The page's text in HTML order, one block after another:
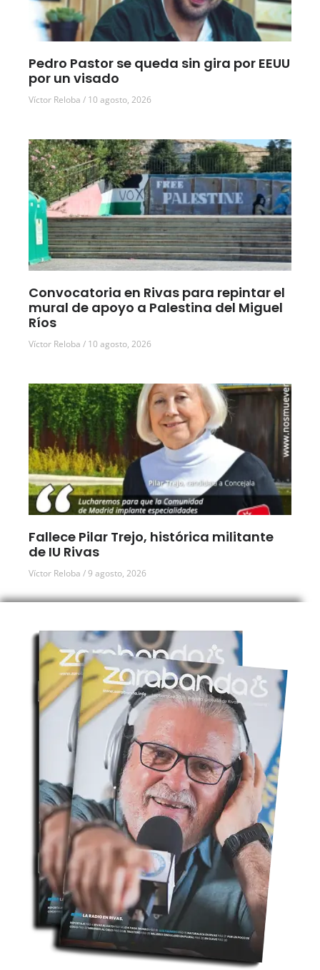
Pedro Pastor se queda sin gira por EEUU
por un visado
Víctor Reloba 10 agosto, 2026
Convocatoria en Rivas para repintar el
mural de apoyo a Palestina del Miguel
Ríos
Víctor Reloba 10 agosto, 2026
Fallece Pilar Trejo, histórica militante
de IU Rivas
Víctor Reloba 9 agosto, 2026